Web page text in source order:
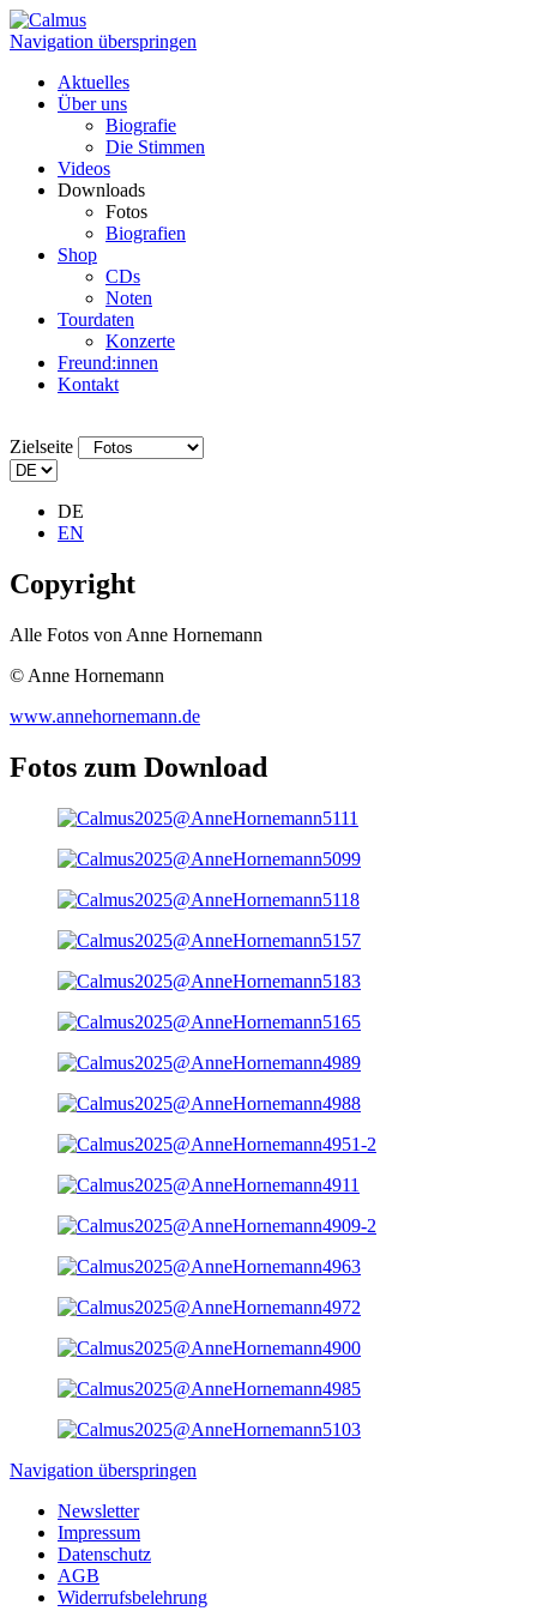
Navigation überspringen
Aktuelles
Über uns
Biografie
Die Stimmen
Videos
Downloads
Fotos
Biografien
Shop
CDs
Noten
Tourdaten
Konzerte
Freund:innen
Kontakt
Zielseite
DE
EN
Copyright
Alle Fotos von Anne Hornemann
© Anne Hornemann
www.annehornemann.de
Fotos zum Download
Navigation überspringen
Newsletter
Impressum
Datenschutz
AGB
Widerrufsbelehrung